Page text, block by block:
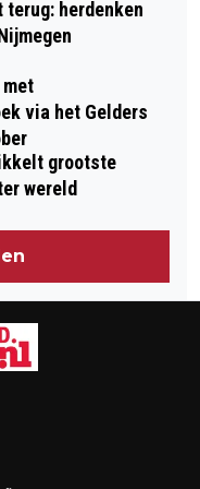
terug: herdenken
via het Gelders
grootste
wereld